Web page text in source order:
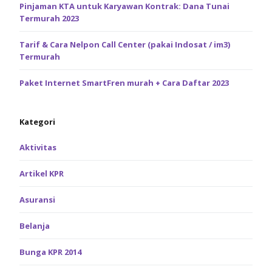
Pinjaman KTA untuk Karyawan Kontrak: Dana Tunai
Termurah 2023
Tarif & Cara Nelpon Call Center (pakai Indosat / im3)
Termurah
Paket Internet SmartFren murah + Cara Daftar 2023
Kategori
Aktivitas
Artikel KPR
Asuransi
Belanja
Bunga KPR 2014